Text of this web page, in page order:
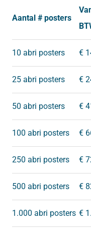
Aantal # posters
10 abri posters €
25 abri posters €
50 abri posters €
100 abri posters €
250 abri posters €
500 abri posters €
1.000 abri posters €